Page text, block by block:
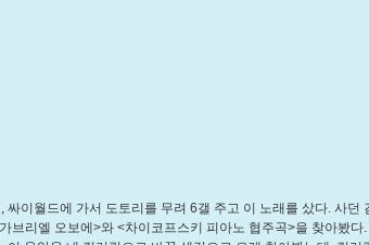
싸이월드에 가서 도토리를 무려 6갤 주고 이 노래를 샀다. 사던
브리엘 오보에>와 <차이코프스키 피아노 협주곡>을 찾아봤